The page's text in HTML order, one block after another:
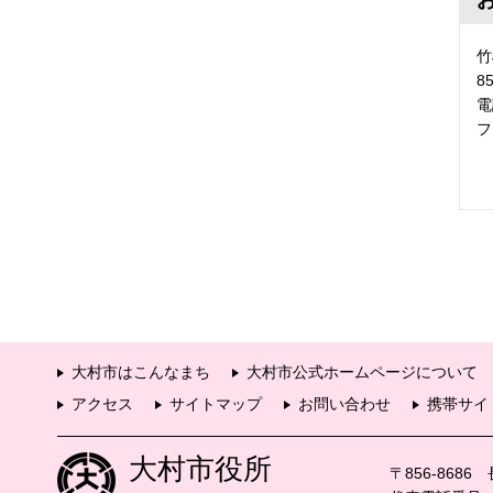
大村市はこんなまち
大村市公式ホームページについて
アクセス
サイトマップ お問い合わせ 携帯サイ
大村市役所
〒856-8686